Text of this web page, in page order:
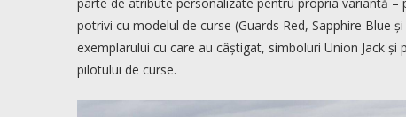
potrivi cu modelul de curse (Guards Red, Sapphire Blue
exemplarului cu care au câștigat, simboluri Union Jack
pilotului de curse.